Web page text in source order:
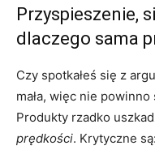
Przyspieszenie,
dlaczego sama
Czy spotkałeś się z
mała, więc nie powinno
Produkty rzadko
prędkości. Krytyczne są: